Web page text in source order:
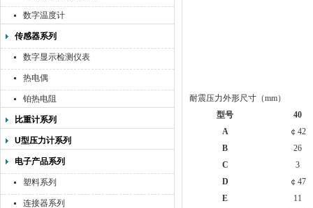
数字温度计
传感器系列
数字显示检测仪表
热电偶
铂热电阻
比重计系列
U型压力计系列
电子产品系列
塑料系列
连接器系列
耐震压力外形尺寸（mm）
型号
40
A
￠42
B
26
C
3
D
￠47
E
11